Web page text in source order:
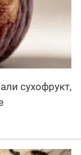
сухофрукт,